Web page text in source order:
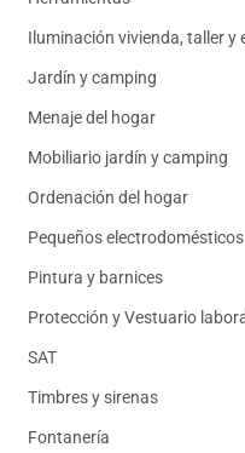
Iluminación vivienda, taller y
Jardín y camping
Menaje del hogar
Mobiliario jardín y camping
Ordenación del hogar
Pequeños electrodomésticos
Pintura y barnices
Protección y Vestuario
SAT
Timbres y sirenas
Fontanería